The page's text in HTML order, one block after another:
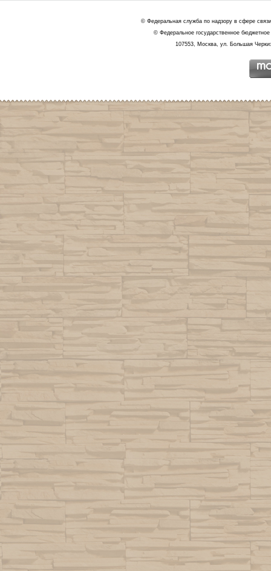
© Федеральная служба по надзору в сфере
© Федеральное государственное
107553, Москва, ул. Большая